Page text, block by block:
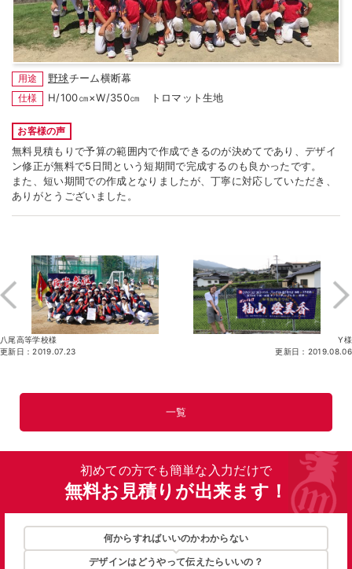
用途 野球チーム横断幕
仕様 H/100㎝×W/350㎝ トロマット生地
お客様の声
無料見積もりで予算の範囲内で作成できるのが決めてであり、デザイ
ン修正が無料で5日間という短期間で完成するのも良かったです。
また、短い期間での作成となりましたが、丁寧に対応していただき、
ありがとうございました。
八尾高等学校様
更新日：2019.07.23
Y様
更新日：2019.08.06
一覧
初めての方でも簡単な入力だけで
無料お見積りが出来ます！
何からすればいいのかわからない
デザインはどうやって伝えたらいいの？